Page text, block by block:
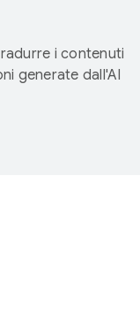
i contenuti
generate dall'AI